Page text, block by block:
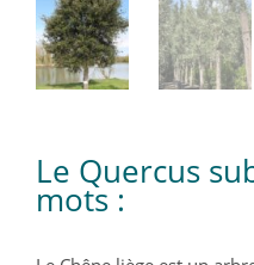
Le Quercus
mots :